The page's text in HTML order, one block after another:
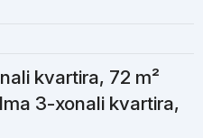
kvartira, 72 m²
3-xonali kvartira,